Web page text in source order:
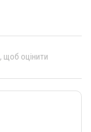
, щоб оцінити